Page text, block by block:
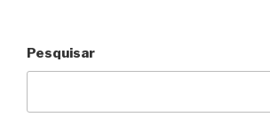
Pesquisar